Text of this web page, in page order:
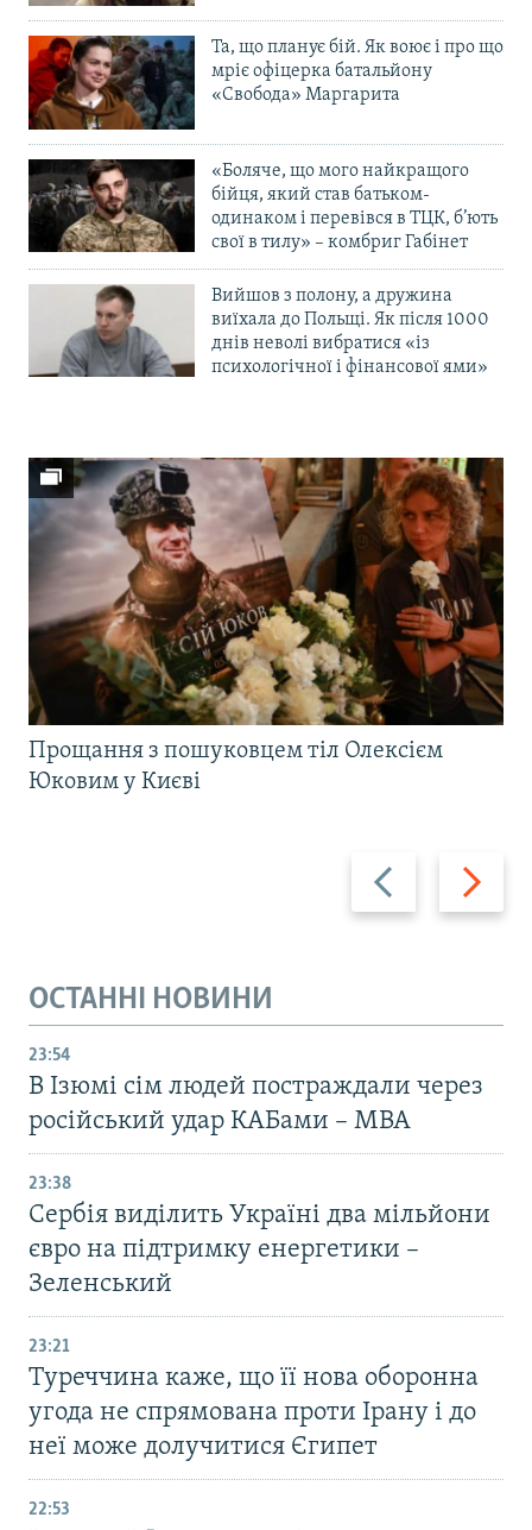
Та, що планує бій. Як воює і про що
мріє офіцерка батальйону
«Свобода» Маргарита
«Боляче, що мого найкращого
бійця, який став батьком-
одинаком і перевівся в ТЦК, б’ють
свої в тилу» – комбриг Габінет
Вийшов з полону, а дружина
виїхала до Польщі. Як після 1000
днів неволі вибратися «із
психологічної і фінансової ями»
Назад Вперед
Прощання з пошуковцем тіл Олексієм
Юковим у Києві
ОСТАННІ НОВИНИ
23:54
В Ізюмі сім людей постраждали через
російський удар КАБами – МВА
23:38
Сербія виділить Україні два мільйони
євро на підтримку енергетики –
Зеленський
23:21
Туреччина каже, що її нова оборонна
угода не спрямована проти Ірану і до
неї може долучитися Єгипет
22:53